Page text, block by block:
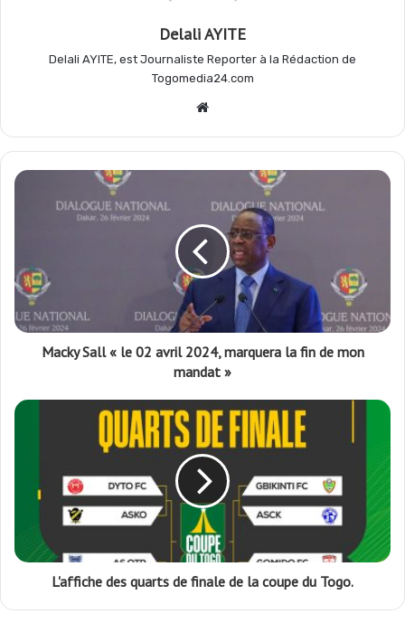
Delali AYITE
Delali AYITE, est Journaliste Reporter à la Rédaction de
Togomedia24.com
Website
Macky Sall « le 02 avril 2024, marquera la fin de mon
mandat »
L'affiche des quarts de finale de la coupe du Togo.